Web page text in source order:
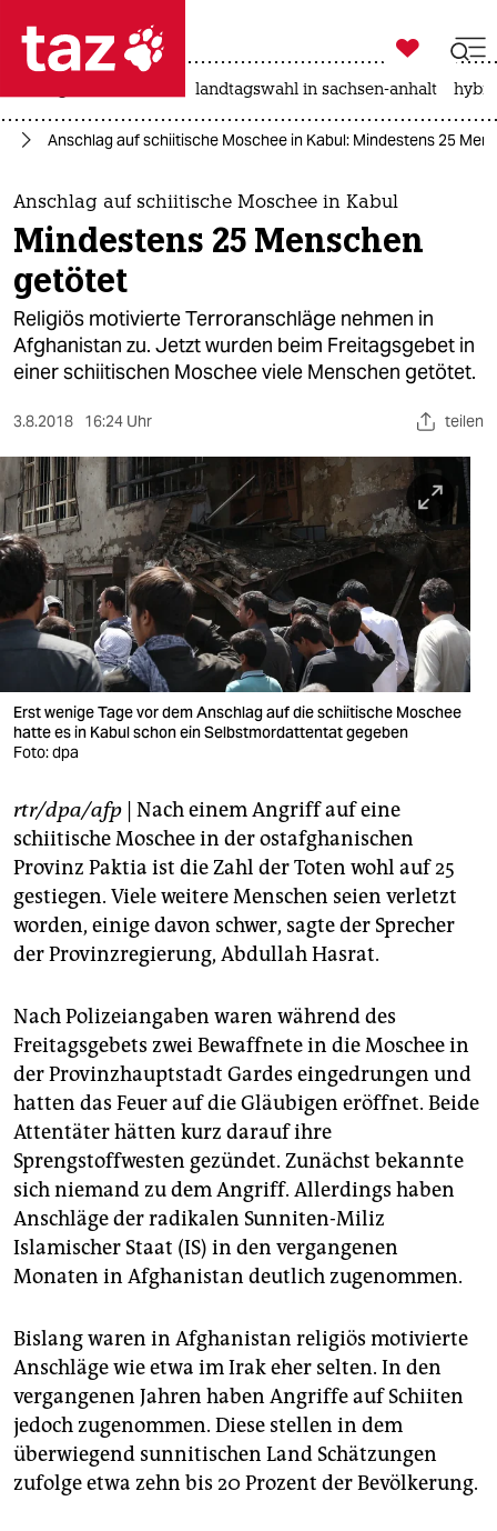
 taz zahl ich
taz zahl ich
themen
politik
öko
gesellschaft
sport
berlin
nord
wahrheit
verlag
verlag
veranstaltungen
fragen & hilfe
unterstützen
abo
genossenschaft

taz zahl ich
landtagswahl in sachsen-anhalt
Anschlag auf schiitische Moschee in Kabul: Mindestens 25
Anschlag auf schiitische Moschee in Kabul
Mindestens 25 Menschen
getötet
Religiös motivierte Terroranschläge nehmen in
Afghanistan zu. Jetzt wurden beim Freitagsgebet in
einer schiitischen Moschee viele Menschen getötet.
3.8.2018 16:24 Uhr teilen
Erst wenige Tage vor dem Anschlag auf die schiitische Moschee
hatte es in Kabul schon ein Selbstmordattentat gegeben
Foto: dpa
rtr/dpa/afp | Nach einem Angriff auf eine
schiitische Moschee in der ostafghanischen
Provinz Paktia ist die Zahl der Toten wohl auf 25
gestiegen. Viele weitere Menschen seien verletzt
worden, einige davon schwer, sagte der Sprecher
der Provinzregierung, Abdullah Hasrat.
Nach Polizeiangaben waren während des
Freitagsgebets zwei Bewaffnete in die Moschee in
der Provinzhauptstadt Gardes eingedrungen und
hatten das Feuer auf die Gläubigen eröffnet. Beide
Attentäter hätten kurz darauf ihre
Sprengstoffwesten gezündet. Zunächst bekannte
sich niemand zu dem Angriff. Allerdings haben
Anschläge der radikalen Sunniten-Miliz
Islamischer Staat (IS) in den vergangenen
Monaten in Afghanistan deutlich zugenommen.
Bislang waren in Afghanistan religiös motivierte
Anschläge wie etwa im Irak eher selten. In den
vergangenen Jahren haben Angriffe auf Schiiten
jedoch zugenommen. Diese stellen in dem
überwiegend sunnitischen Land Schätzungen
zufolge etwa zehn bis 20 Prozent der Bevölkerung.